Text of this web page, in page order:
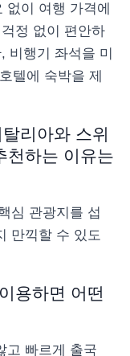
이 여행 가격에
정 없이 편안하
비행기 좌석을 미
텔에 숙박을 제
리아와 스위
천하는 이유는
심 관광지를 섭
만끽할 수 있도
용하면 어떤
고 빠르게 출국